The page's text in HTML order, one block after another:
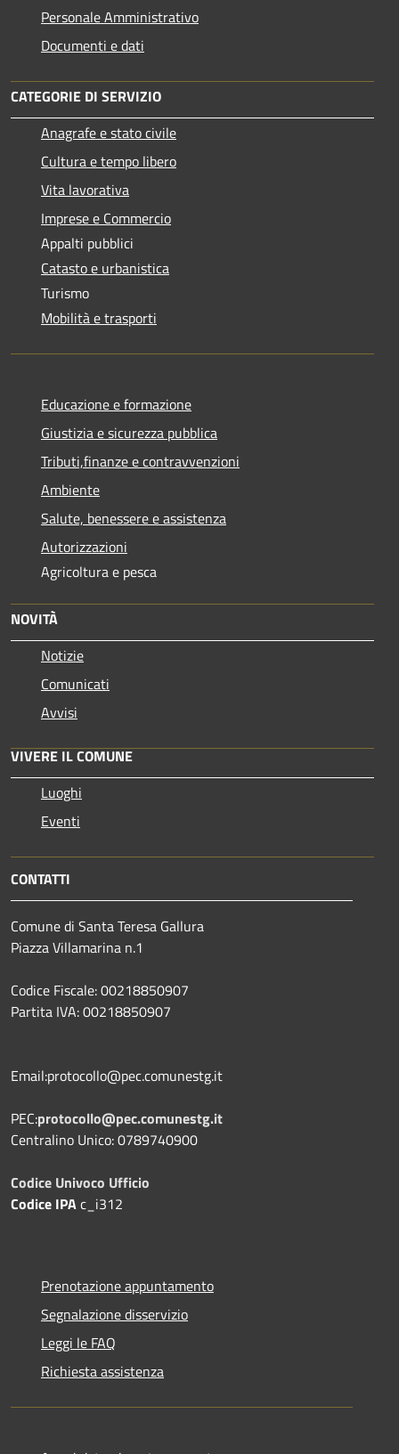
Personale Amministrativo
Documenti e dati
CATEGORIE DI SERVIZIO
Anagrafe e stato civile
Cultura e tempo libero
Vita lavorativa
Imprese e Commercio
Appalti pubblici
Catasto e urbanistica
Turismo
Mobilità e trasporti
Educazione e formazione
Giustizia e sicurezza pubblica
Tributi,finanze e contravvenzioni
Ambiente
Salute, benessere e assistenza
Autorizzazioni
Agricoltura e pesca
NOVITÀ
Notizie
Comunicati
Avvisi
VIVERE IL COMUNE
Luoghi
Eventi
CONTATTI
Comune di Santa Teresa Gallura
Piazza Villamarina n.1
Codice Fiscale: 00218850907
Partita IVA: 00218850907
Email:protocollo@pec.comunestg.it
PEC:protocollo@pec.comunestg.it
Centralino Unico: 0789740900
Codice Univoco Ufficio
Codice IPAc_i312
Prenotazione appuntamento
Segnalazione disservizio
Leggi le FAQ
Richiesta assistenza